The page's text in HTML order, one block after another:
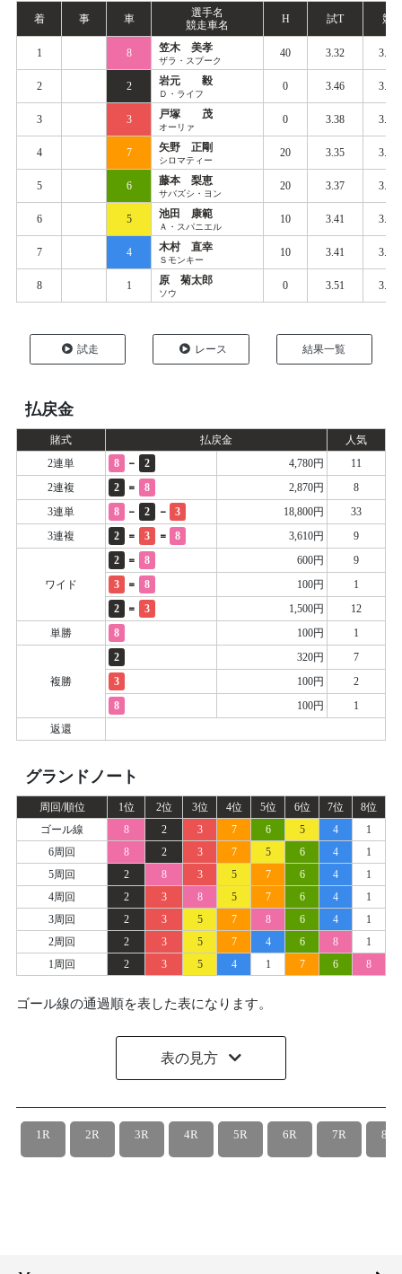
着 事 車
選手名
競走車名
H 試T 競
1 8 笠木 美孝
ザラ・スプーク
40 3.32 3.411
2 2 岩元 毅
Ｄ・ライフ
0 3.46 3.471
3 3 戸塚 茂
オーリァ
0 3.38 3.474
4 7 矢野 正剛
シロマティー
20 3.35 3.452
5 6 藤本 梨恵
サバズシ・ヨン
20 3.37 3.471
6 5 池田 康範
Ａ・スパニエル
10 3.41 3.489
7 4 木村 直幸
Ｓモンキー
10 3.41 3.489
8 1 原 菊太郎
ソウ
0 3.51 3.558
試走 レース 結果一覧
払戻金
賭式 払戻金
人気
2連単
8 - 2 4,780円
11
2連複
2 = 8 2,870円
8
3連単
8 - 2 - 3 18,800円
33
3連複
2 = 3 = 8 3,610円 9
ワイド
2 = 8 600円
9
3
= 8 100円
1
2
= 3 1,500円
12
単勝
8 100円 1
複勝
2 320円
7
3
100円
2
8
100円
1
返還
グランドノート
周回/順位 1位 2位 3位 4位 5位 6位 7位
8位
ゴール線
8 2 3 7 6 5 4
1
6周回
8 2 3 7 5 6 4
1
5周回
2 8 3 5 7 6 4
1
4周回
2 3 8 5 7 6 4
1
3周回
2 3 5 7 8 6 4
1
2周回
2 3 5 7 4 6 8
1
1周回
2 3 5 4 1 7 6 8
ゴール線の通過順を表した表になります。
表の見方
1R 2R 3R 4R 5R 6R 7R 8R